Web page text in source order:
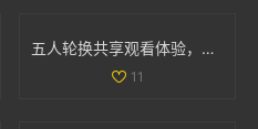
五人轮换共享观看体验，畅享精彩电视剧无需花费
11